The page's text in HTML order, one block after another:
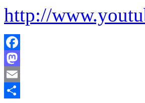
http://
Facebook
Mastodon
Email